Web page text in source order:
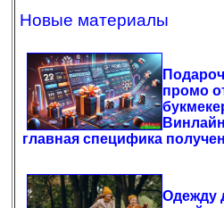
Новые материалы
промо
главная специфика
Одежду